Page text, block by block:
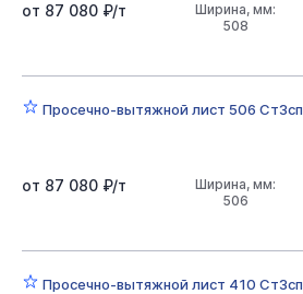
Ширина, мм:
508
от 87 080 ₽/т
Просечно-вытяжной лист 506 Ст3сп
Ширина, мм:
506
от 87 080 ₽/т
Просечно-вытяжной лист 410 Ст3сп